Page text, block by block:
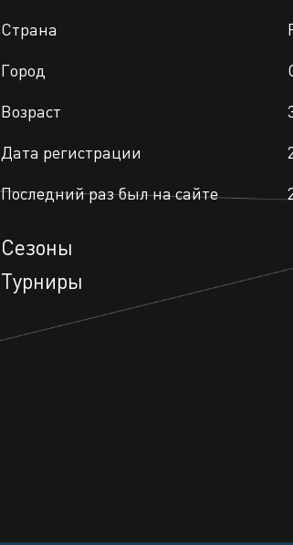
Страна
Город
Возраст
Дата регистрации
Последний раз был на сайте
Сезоны
Турниры